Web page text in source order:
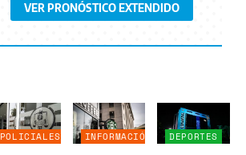
VER PRONÓSTICO EXTENDIDO
POLICIALES
INFORMACIÓN
DEPORTES